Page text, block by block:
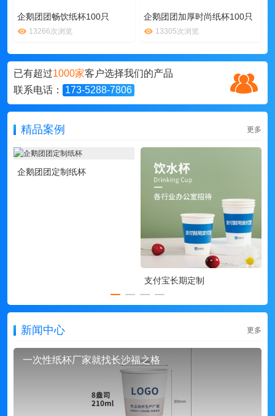
企鹅团团畅饮纸杯100只
13266次浏览
企鹅团团加厚时尚纸杯100只
13305次浏览
已有超过1000家客户选择我们的产品
联系电话：
173-5288-7806
精品案例 更多
企鹅团团定制纸杯
支付宝长期定制
新闻中心 更多
一次性纸杯厂家就找长沙福之格